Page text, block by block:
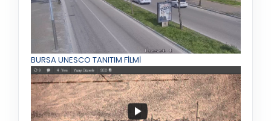
BURSA UNESCO TANITIM FİLMİ